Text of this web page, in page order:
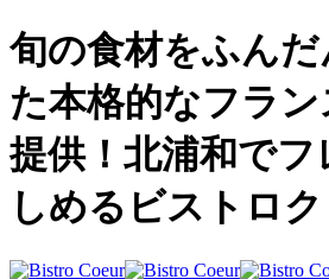
旬の食材をふんだ
た本格的なフラ
提供！北浦和で
しめるビストロ